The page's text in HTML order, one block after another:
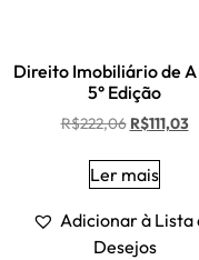
Direito Imobiliário de A
5° Edição
R$222,06 R$111,03
Ler mais
Adicionar à Lista
Desejos